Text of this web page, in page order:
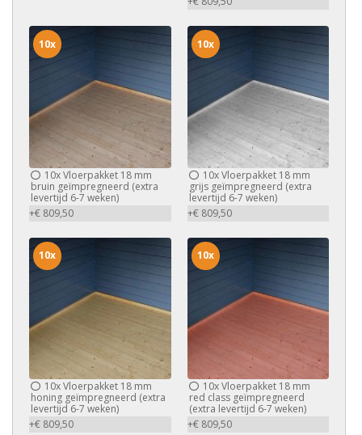
10xVloerpakket 18 mm
bruin geïmpregneerd (extra
levertijd 6-7 weken)
+€ 809,50
10x
10xVloerpakket 18 mm
grijs geïmpregneerd (extra
levertijd 6-7 weken)
+€ 809,50
10x
10xVloerpakket 18 mm
honing geïmpregneerd (extra
levertijd 6-7 weken)
+€ 809,50
10x
10xVloerpakket 18 mm
red class geïmpregneerd
(extra levertijd 6-7 weken)
+€ 809,50
10x